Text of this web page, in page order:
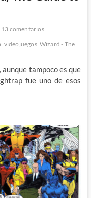
13 comentarios
videojuegos Wizard - The
tampoco es que
fue uno de esos